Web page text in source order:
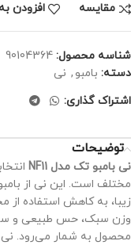
مقايسه افزودن
شناسه محصول: 90104364
دسته: بامبو , نی
اشتراک گذاری:
توضیحات
نی بامبو تک مدل NF11
مختلف است. این نی از
زیبا، به کاهش استفاده
وزن سبک، حس طبیعی و